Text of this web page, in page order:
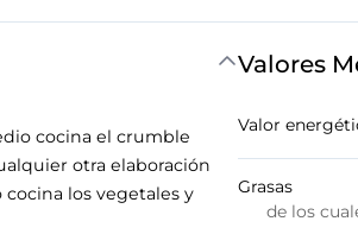
cocina el crumble
otra elaboración
los vegetales y
Valores
Valor
Grasas
de los